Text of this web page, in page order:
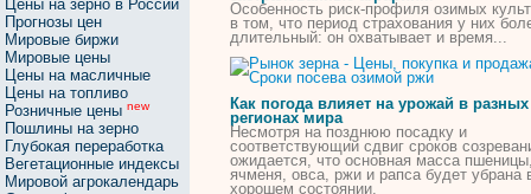
Цены на зерно в России
Прогнозы цен
Мировые биржи
Мировые цены
Цены на масличные
Цены на топливо
Розничные цены new
Пошлины на зерно
Глубокая переработка
Вегетационные индексы
Мировой агрокалендарь
Особенность риск-профиля озимых
в том, что период страхования у них
длительный: он охватывает и время...
Как погода влияет на урожай в разных
регионах мира
Несмотря на позднюю посадку и
соответствующий сдвиг сроков
ожидается, что основная масса
ячменя, овса, ржи и рапса будет убрана
хорошем состоянии.